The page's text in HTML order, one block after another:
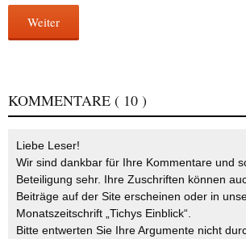
Weiter
KOMMENTARE ( 10 )
Liebe Leser!
Wir sind dankbar für Ihre Kommentare und
Beteiligung sehr. Ihre Zuschriften können
Beiträge auf der Site erscheinen oder in
Monatszeitschrift „Tichys Einblick“.
Bitte entwerten Sie Ihre Argumente nicht